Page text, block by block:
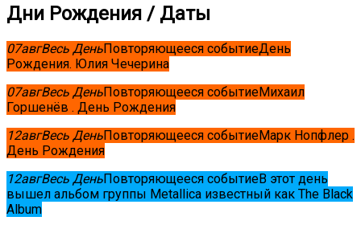
Дни Рождения / Даты
07авгВесь ДеньПовторяющееся событиеДень
Рождения. Юлия Чечерина
07авгВесь ДеньПовторяющееся событиеМихаил
Горшенёв . День Рождения
12авгВесь ДеньПовторяющееся событиеМарк Нопфлер .
День Рождения
12авгВесь ДеньПовторяющееся событиеВ этот день
вышел альбом группы Metallica известный как The Black
Album